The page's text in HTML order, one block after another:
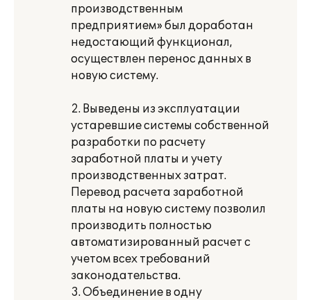
производственным
предприятием» был доработан
недостающий функционал,
осуществлен перенос данных в
новую систему.
2. Выведены из эксплуатации
устаревшие системы собственной
разработки по расчету
заработной платы и учету
производственных затрат.
Перевод расчета заработной
платы на новую систему позволил
производить полностью
автоматизированный расчет с
учетом всех требований
законодательства.
3. Объединение в одну